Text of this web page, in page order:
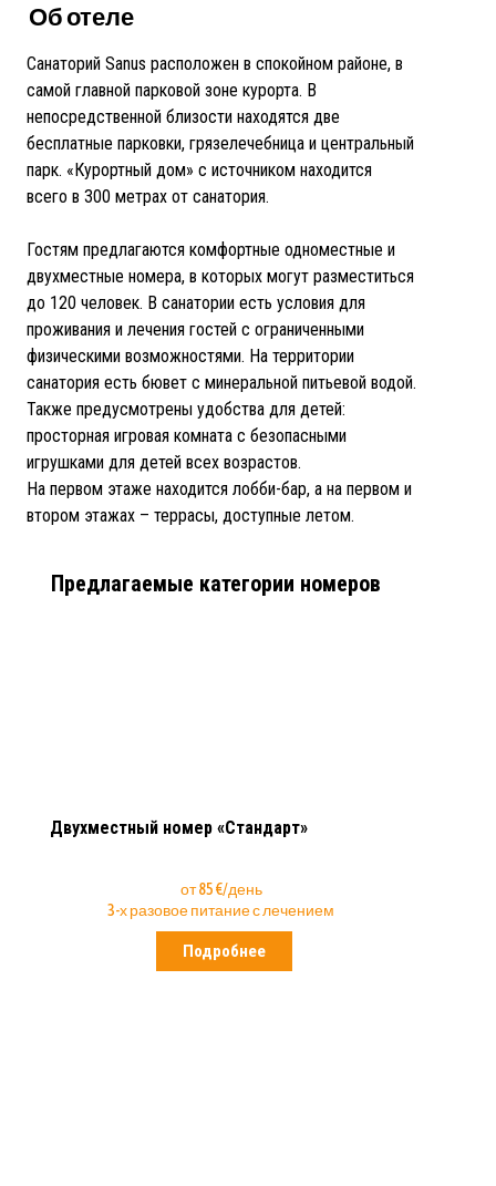
Об отеле
Санаторий Sanus расположен в спокойном районе, в
самой главной парковой зоне курорта. В
непосредственной близости находятся две
бесплатные парковки, грязелечебница и центральный
парк. «Курортный дом» с источником находится
всего в 300 метрах от санатория.
Гостям предлагаются комфортные одноместные и
двухместные номера, в которых могут разместиться
до 120 человек. В санатории есть условия для
проживания и лечения гостей с ограниченными
физическими возможностями. На территории
санатория есть бювет с минеральной питьевой водой.
Также предусмотрены удобства для детей:
просторная игровая комната с безопасными
игрушками для детей всех возрастов.
На первом этаже находится лобби-бар, а на первом и
втором этажах – террасы, доступные летом.
Предлагаемые категории номеров
Двухместный номер «Стандарт»
от 85 €/день
3-х разовое питание с лечением
Подробнее